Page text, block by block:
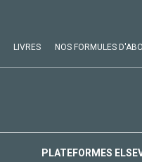
LIVRES NOS FORMULES
PLATEFORMES